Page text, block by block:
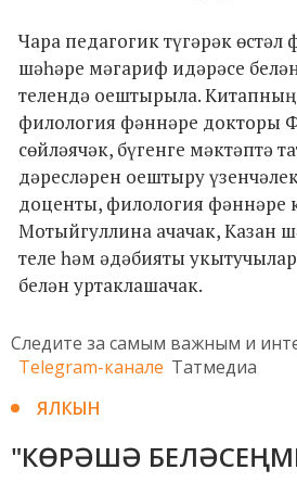
Чара педагогик түгәрәк
шәһәре мәгариф идәрәсе
телендә оештырыла.
филология фәннәре докторы
сөйләячәк, бүгенге мәктәптә
дәресләрен оештыру
доценты, филология фәннәре
Мотыйгуллина ачачак, Казан
теле һәм әдәбияты
белән уртаклашачак.
Следите за самым важным и
Telegram-канале Татмедиа
ЯЛКЫН
"КӨРӘШӘ